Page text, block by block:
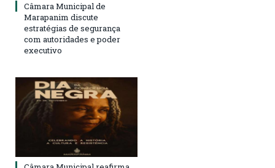
Câmara Municipal de
Marapanim discute
estratégias de segurança
com autoridades e poder
executivo